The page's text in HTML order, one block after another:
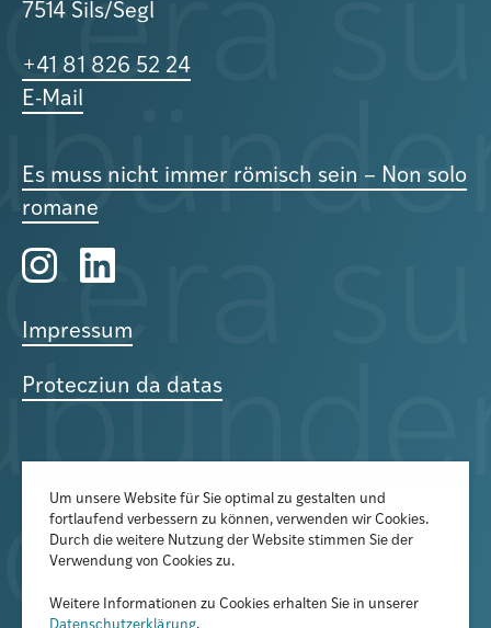
7514 Sils/Segl
+41 81 826 52 24
E-Mail
Es muss nicht immer römisch sein – Non solo
romane
Impressum
Protecziun da datas
Der Newsletter informiert über
aktuelle Veranstaltungen,
Publikationen und
Um unsere Website für Sie optimal zu gestalten und
fortlaufend verbessern zu können, verwenden wir Cookies.
Durch die weitere Nutzung der Website stimmen Sie der
Verwendung von Cookies zu.
Weitere Informationen zu Cookies erhalten Sie in unserer